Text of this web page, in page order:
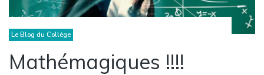
Le Blog du Collège
Mathémagiques !!!!